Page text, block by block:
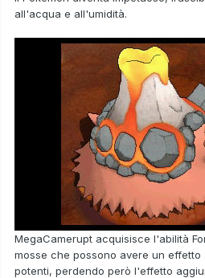
all'acqua e all'umidità.
MegaCamerupt acquisisce l'abilità
mosse che possono avere un effetto
potenti, perdendo però l'effetto